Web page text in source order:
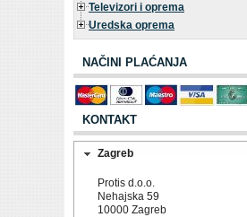
Televizori i oprema
Uredska oprema
NAČINI PLAĆANJA
KONTAKT
Zagreb
Protis d.o.o.
Nehajska 59
10000 Zagreb